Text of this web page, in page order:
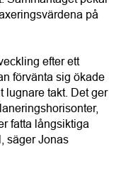
på
efter ett
förvänta sig ökade
takt. Det ger
fatta långsiktiga
Jonas